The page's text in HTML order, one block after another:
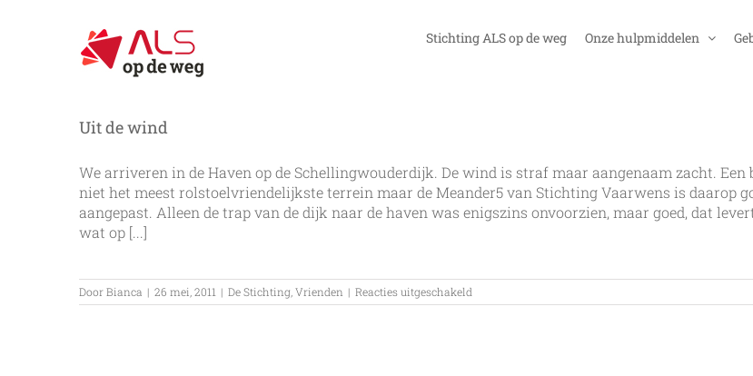
Stichting ALS op de weg Onze hulpmiddelen
Uit de wind
We arriveren in de Haven op de Schellingwouderdijk. De wind is straf maar aangenaam zacht. Een
niet het meest rolstoelvriendelijkste terrein maar de Meander5 van Stichting Vaarwens is daarop
aangepast. Alleen de trap van de dijk naar de haven was enigszins onvoorzien, maar goed, dat
wat op [...]
DoorBianca | 26 mei, 2011 | De Stichting Vrienden | Reacties uitgeschakeld
Uit